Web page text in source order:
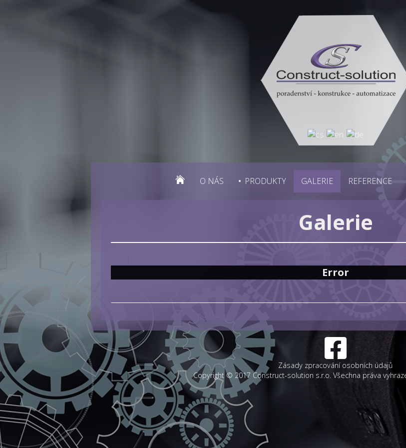
O NÁS PRODUKTY GALERIE REFERENCE
Galerie
Error
Zásady zpracování osobních údajů
Copyright © 2017 Construct-solution s.r.o. Všechna práva